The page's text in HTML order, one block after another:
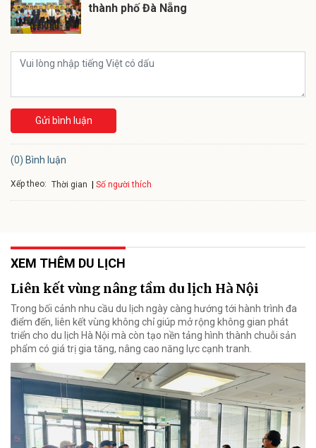
thành phố Đà Nẵng
Gửi bình luận
(0) Bình luận
Xếp theo: Thời gian Số người thích
XEM THÊM DU LỊCH
Liên kết vùng nâng tầm du lịch Hà Nội
Trong bối cảnh nhu cầu du lịch ngày càng hướng tới hành trình đa
điểm đến, liên kết vùng không chỉ giúp mở rộng không gian phát
triển cho du lịch Hà Nội mà còn tạo nền tảng hình thành chuỗi sản
phẩm có giá trị gia tăng, nâng cao năng lực cạnh tranh.